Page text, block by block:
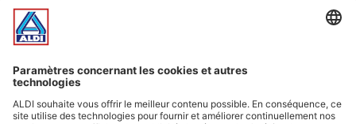
Offres
Infos essentielles
Suivez ALDI Belgique